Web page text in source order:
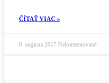
ČÍTAŤ VIAC »
8. augusta 2017 Nekomentované